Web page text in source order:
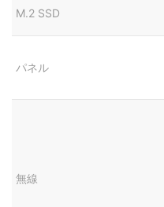
M.2 SSD
パネル
無線